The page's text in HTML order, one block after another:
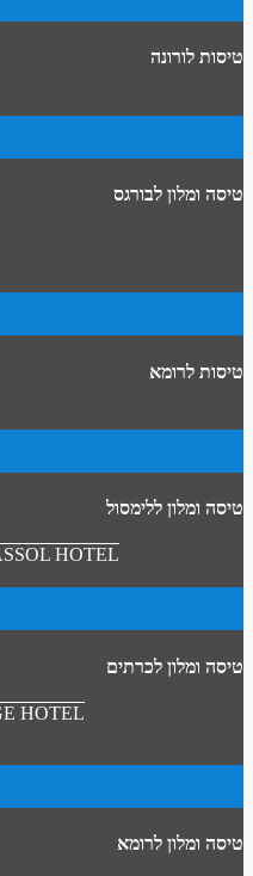
טיסות לורונה
טיסה ומלון לבורגס
טיסות לרומא
טיסה ומלון ללימסול
HOTEL
טיסה ומלון לכרתים
HOTEL
טיסה ומלון לרומא